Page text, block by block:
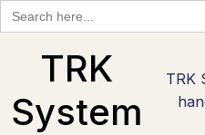
Search
for:
TRK
System
TRK